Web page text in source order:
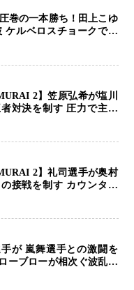
巻の一本勝ち！田上こゆ
ケルベロスチョークで存
2】笠原弘希が塩川
対決を制す 圧力で主導
勝利
2】礼司選手が奥村
接戦を制す カウンター
で判定勝利
が 嵐舞選手との激闘を
ーブローが相次ぐ波乱の
利「生まれてくる娘のた